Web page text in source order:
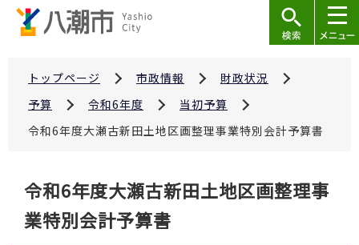
トップページ 市政情報
財政状況
予算
令和6年度
当初予算
令和6年度大瀬古新田土地区画整理事業特別会計予算書
令和6年度大瀬古新田土地区画整理事
業特別会計予算書